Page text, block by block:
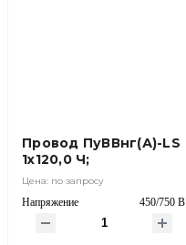
Провод ПуВВнг(А)-LS
1х120,0 Ч;
Цена: по запросу
Напряжение 450/750 В